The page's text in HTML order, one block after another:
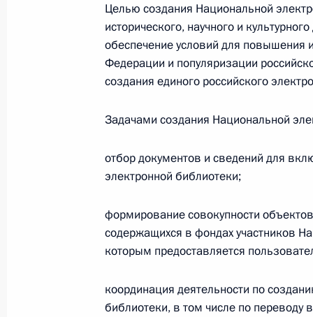
О внесении изменений в Кодекс
Федерального закона «Об обеспечении
26 июля 2026 года
Федеральный закон от
О внесении изменений в Кодекс
26 июля 2026 года
Федеральный закон от
26 июля 2026 года
Целью создания Национальной
исторического, научного и
обеспечение условий для повышения
Федерации и популяризации
создания единого российского
Задачами создания Национальной
отбор документов и сведений для
электронной библиотеки;
формирование совокупности
содержащихся в фондах участников
которым предоставляется
координация деятельности по
библиотеки, в том числе по